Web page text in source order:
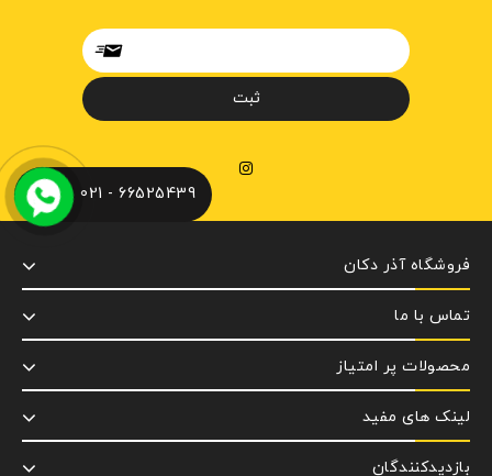
فروشگاه آذر دکان
تماس با ما
محصولات پر امتیاز
لینک های مفید
بازدیدکنندگان
66525439 - 021